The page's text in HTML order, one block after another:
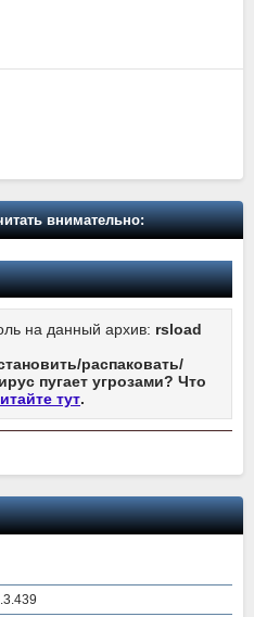
внимательно:
на данный архив: rsload
распаковать/
пугает угрозами? Что
тут.